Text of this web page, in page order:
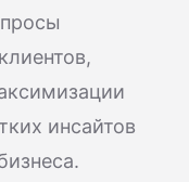
инсайтов